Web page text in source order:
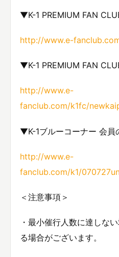
▼K-1 PREMIUM FAN
http://www.e-
▼K-1 PREMIUM FAN
http://www.e-
fanclub.com/k1fc/
▼K-1ブルーコーナー 会員
http://www.e-
fanclub.com/k1/
＜注意事項＞
・最小催行人数に達しな
る場合がございます。